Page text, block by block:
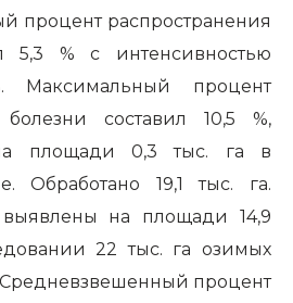
процент распространения
5,3 % с интенсивностью
Максимальный процент
болезни составил 10,5 %,
площади 0,3 тыс. га в
Обработано 19,1 тыс. га.
на площади 14,9
22 тыс. га озимых
Средневзвешенный процент